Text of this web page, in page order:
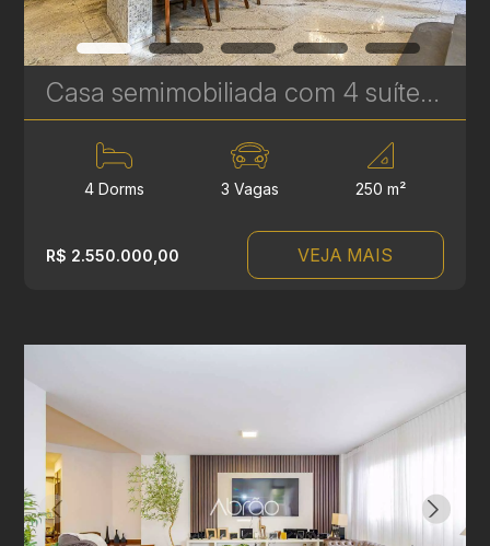
Casa semimobiliada com 4 suítes à venda no Rebouças - 250 m² - Jardim e Espaço Gourmet | Ref. 1817
4 Dorms 3 Vagas 250 m²
R$ 2.550.000,00 VEJA MAIS